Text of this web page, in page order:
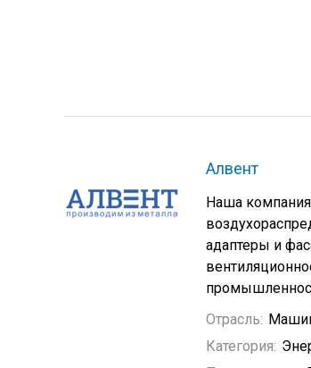
Алвент
Наша
адаптеры и
Отрасль:
Категория: